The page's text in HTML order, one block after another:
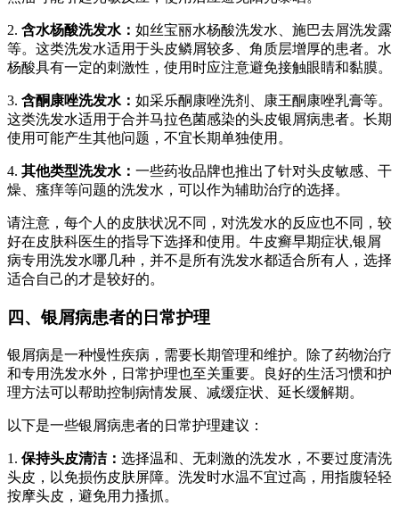
2. 含水杨酸洗发水： 如丝宝丽水杨酸洗发水、施巴去屑洗发露
等。这类洗发水适用于头皮鳞屑较多、角质层增厚的患者。水
杨酸具有一定的刺激性，使用时应注意避免接触眼睛和黏膜。
3. 含酮康唑洗发水： 如采乐酮康唑洗剂、康王酮康唑乳膏等。
这类洗发水适用于合并马拉色菌感染的头皮银屑病患者。长期
使用可能产生其他问题，不宜长期单独使用。
4. 其他类型洗发水： 一些药妆品牌也推出了针对头皮敏感、干
燥、瘙痒等问题的洗发水，可以作为辅助治疗的选择。
请注意，每个人的皮肤状况不同，对洗发水的反应也不同，较
好在皮肤科医生的指导下选择和使用。牛皮癣早期症状,银屑
病专用洗发水哪几种，并不是所有洗发水都适合所有人，选择
适合自己的才是较好的。
四、银屑病患者的日常护理
银屑病是一种慢性疾病，需要长期管理和维护。除了药物治疗
和专用洗发水外，日常护理也至关重要。良好的生活习惯和护
理方法可以帮助控制病情发展、减缓症状、延长缓解期。
以下是一些银屑病患者的日常护理建议：
1. 保持头皮清洁： 选择温和、无刺激的洗发水，不要过度清洗
头皮，以免损伤皮肤屏障。洗发时水温不宜过高，用指腹轻轻
按摩头皮，避免用力搔抓。